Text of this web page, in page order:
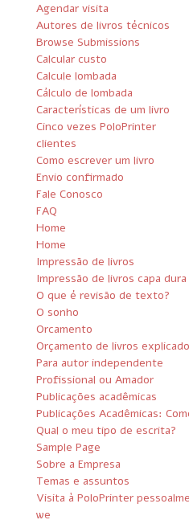
Agendar visita
Autores de livros técnicos
Browse Submissions
Calcular custo
Calcule lombada
Cálculo de lombada
Características de um livro
Cinco vezes PoloPrinter
clientes
Como escrever um livro
Envio confirmado
Fale Conosco
FAQ
Home
Home
Impressão de livros
Impressão de livros capa dura
O que é revisão de texto?
O sonho
Orcamento
Orçamento de livros explicado
Para autor independente
Profissional ou Amador
Publicações acadêmicas
Publicações Acadêmicas:
Qual o meu tipo de escrita?
Sample Page
Sobre a Empresa
Temas e assuntos
Visita à PoloPrinter
we